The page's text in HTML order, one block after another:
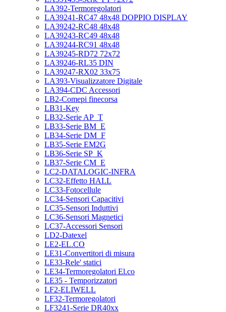
LA392-Termoregolatori
LA39241-RC47 48x48 DOPPIO DISPLAY
LA39242-RC48 48x48
LA39243-RC49 48x48
LA39244-RC91 48x48
LA39245-RD72 72x72
LA39246-RL35 DIN
LA39247-RX02 33x75
LA393-Visualizzatore Digitale
LA394-CDC Accessori
LB2-Comepi finecorsa
LB31-Key
LB32-Serie AP_T
LB33-Serie BM_E
LB34-Serie DM_F
LB35-Serie EM2G
LB36-Serie SP_K
LB37-Serie CM_E
LC2-DATALOGIC-INFRA
LC32-Effetto HALL
LC33-Fotocellule
LC34-Sensori Capacitivi
LC35-Sensori Induttivi
LC36-Sensori Magnetici
LC37-Accessori Sensori
LD2-Datexel
LE2-EL.CO
LE31-Convertitori di misura
LE33-Rele' statici
LE34-Termoregolatori El.co
LE35 - Temporizzatori
LF2-ELIWELL
LF32-Termoregolatori
LF3241-Serie DR40xx